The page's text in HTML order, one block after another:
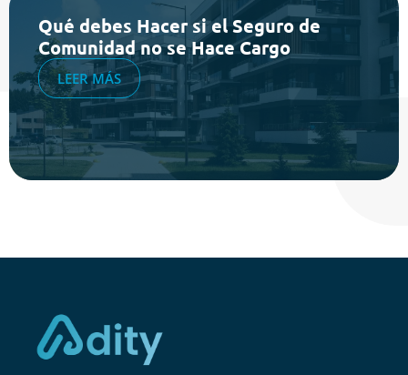
Qué debes Hacer si el Seguro de
Comunidad no se Hace Cargo
LEER MÁS